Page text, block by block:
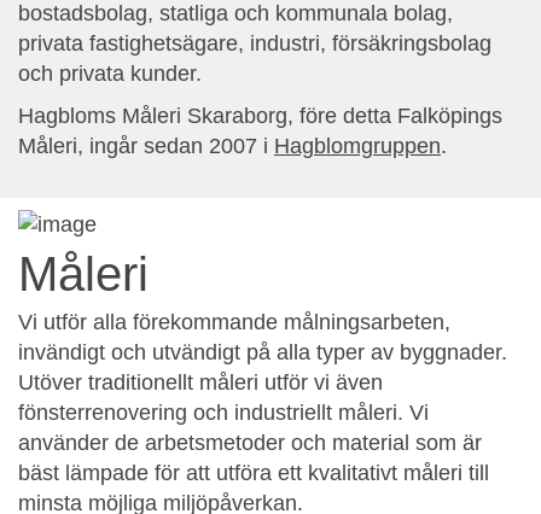
bostadsbolag, statliga och kommunala bolag,
privata fastighetsägare, industri, försäkringsbolag
och privata kunder.
Hagbloms Måleri Skaraborg, före detta Falköpings
Måleri, ingår sedan 2007 i Hagblomgruppen.
Måleri
Vi utför alla förekommande målningsarbeten,
invändigt och utvändigt på alla typer av byggnader.
Utöver traditionellt måleri utför vi även
fönsterrenovering och industriellt måleri. Vi
använder de arbetsmetoder och material som är
bäst lämpade för att utföra ett kvalitativt måleri till
minsta möjliga miljöpåverkan.